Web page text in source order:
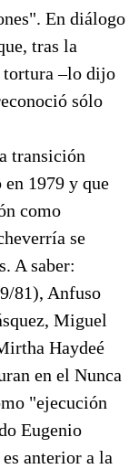
En diálogo
tras la
tortura –lo dijo
sólo
transición
1979 y que
como
se
A saber:
81), Anfuso
Miguel
Haydeé
en el Nunca
"ejecución
Eugenio
anterior a la